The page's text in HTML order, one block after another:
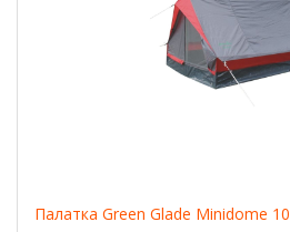
Палатка Green Glade Minidome 10